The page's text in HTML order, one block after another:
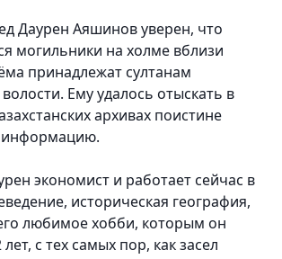
Даурен Аяшинов уверен, что
могильники на холме вблизи
принадлежат султанам
Ему удалось отыскать в
архивах поистине
экономист и работает сейчас в
историческая география,
любимое хобби, которым он
лет, с тех самых пор, как засел